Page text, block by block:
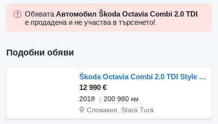
Обявата Автомобил Škoda Octavia Combi 2.0 TDI
е продадена и не участва в търсенето!
Подобни обяви
Škoda Octavia Combi 2.0 TDI Style DSG 110kW / AJ NA SPLÁTKY / FINANCOV
12 990 €
2018
200 980 км
Словакия, Stará Turá